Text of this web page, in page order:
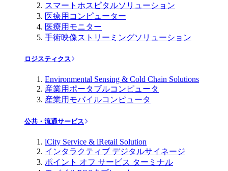
スマートホスピタルソリューション
医療用コンピューター
医療用モニター
手術映像ストリーミングソリューション
ロジスティクス
Environmental Sensing & Cold Chain Solutions
産業用ポータブルコンピュータ
産業用モバイルコンピュータ
公共・流通サービス
iCity Service & iRetail Solution
インタラクティブ デジタルサイネージ
ポイント オフ サービス ターミナル